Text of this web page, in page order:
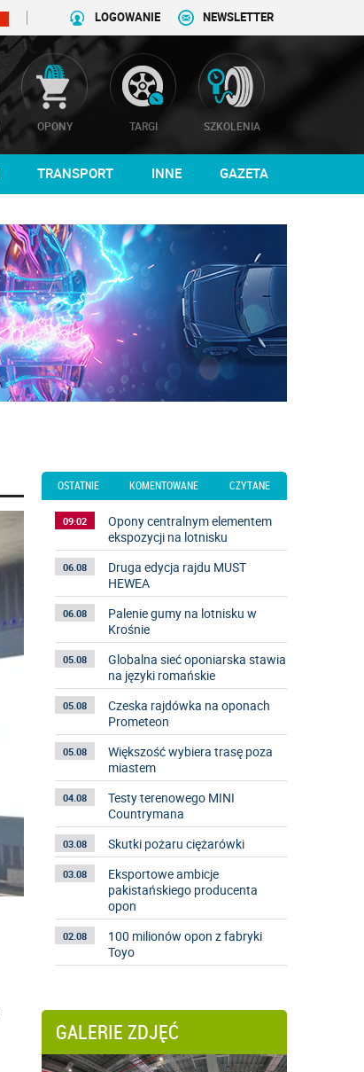
NEWSLETTER
LOGOWANIE
OPONY TARGI SZKOLENIA
TRANSPORT INNE GAZETA
OSTATNIE KOMENTOWANE CZYTANE
09:02
Opony centralnym elementem
ekspozycji na lotnisku
06.08
Druga edycja rajdu MUST
HEWEA
06.08
Palenie gumy na lotnisku w
Krośnie
05.08
Globalna sieć oponiarska stawia
na języki romańskie
05.08
Czeska rajdówka na oponach
Prometeon
05.08
Większość wybiera trasę poza
miastem
04.08
Testy terenowego MINI
Countrymana
03.08 Skutki pożaru ciężarówki
03.08
Eksportowe ambicje
pakistańskiego producenta
opon
02.08
100 milionów opon z fabryki
Toyo
GALERIE ZDJĘĆ